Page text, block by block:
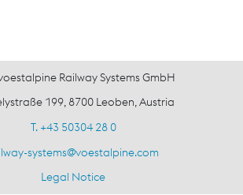
Railway Systems GmbH
199, 8700 Leoben, Austria
T. +43 50304 28 0
systems@voestalpine.com
Legal Notice